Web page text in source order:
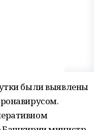
были выявлены